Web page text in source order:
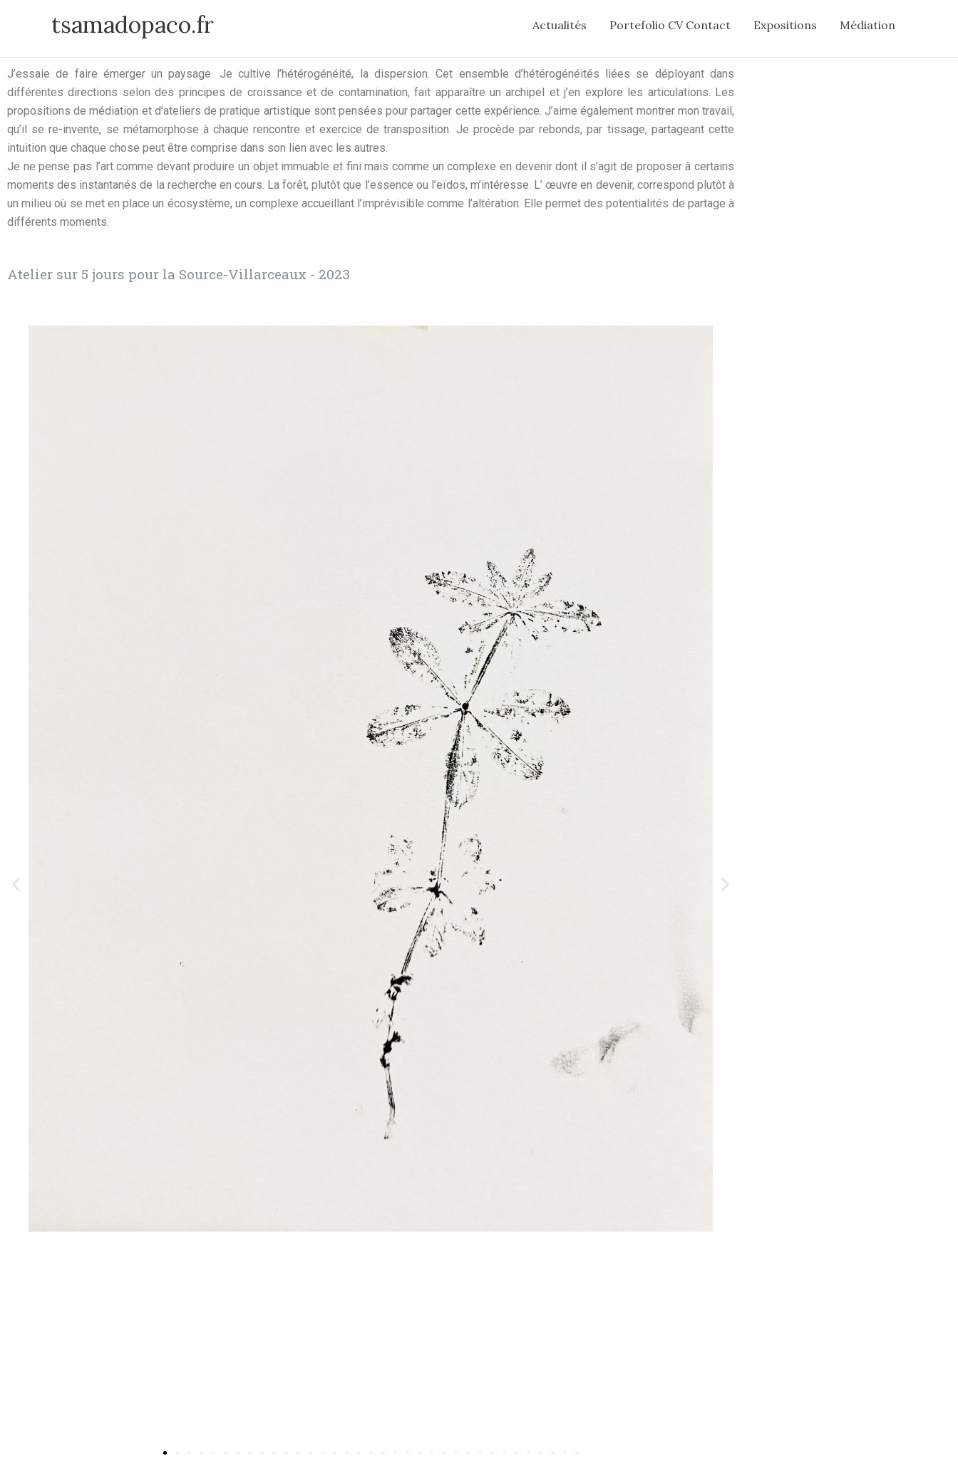
tsamadopaco.fr Actualités Portefolio CV Contact Expositions Médiation
J’essaie de faire émerger un paysage. Je cultive l’hétérogénéité, la dispersion. Cet ensemble d’hétérogénéités liées se déployant dans
différentes directions selon des principes de croissance et de contamination, fait apparaître un archipel et j’en explore les articulations. Les
propositions de médiation et d’ateliers de pratique artistique sont pensées pour partager cette expérience. J’aime également montrer mon travail,
qu’il se re-invente, se métamorphose à chaque rencontre et exercice de transposition. Je procède par rebonds, par tissage, partageant cette
intuition que chaque chose peut être comprise dans son lien avec les autres.
Je ne pense pas l’art comme devant produire un objet immuable et fini mais comme un complexe en devenir dont il s’agit de proposer à certains
moments des instantanés de la recherche en cours. La forêt, plutôt que l’essence ou l’eïdos, m’intéresse. L’ œuvre en devenir, correspond plutôt à
un milieu où se met en place un écosystème, un complexe accueillant l’imprévisible comme l’altération. Elle permet des potentialités de partage à
différents moments.
Atelier sur 5 jours pour la Source-Villarceaux - 2023